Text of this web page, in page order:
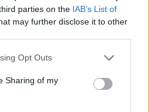
parties on the IAB’s List of
may further disclose it to other
app uses one or more Google
behaviour. You may click to
and its third-party tags to
purposes in below Google
Opt Outs
Sharing of my
vielä nällä lumilla